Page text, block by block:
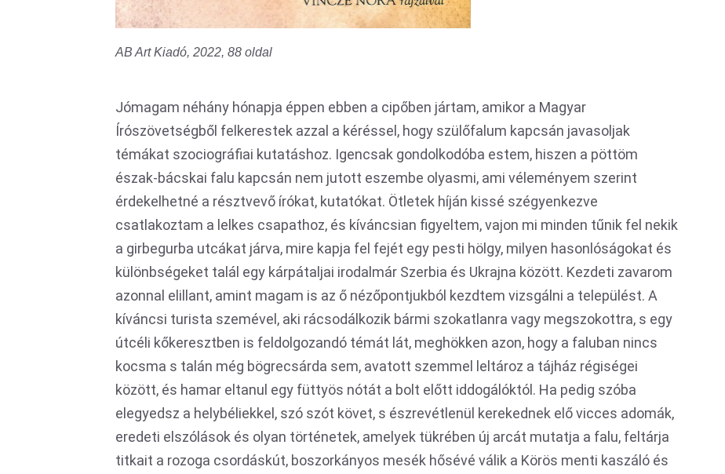
AB Art Kiadó, 2022, 88 oldal
Jómagam néhány hónapja éppen ebben a cipőben jártam, amikor a Magyar
Írószövetségből felkerestek azzal a kéréssel, hogy szülőfalum kapcsán javasoljak
témákat szociográfiai kutatáshoz. Igencsak gondolkodóba estem, hiszen a pöttöm
észak-bácskai falu kapcsán nem jutott eszembe olyasmi, ami véleményem szerint
érdekelhetné a résztvevő írókat, kutatókat. Ötletek híján kissé szégyenkezve
csatlakoztam a lelkes csapathoz, és kíváncsian figyeltem, vajon mi minden tűnik fel nekik
a girbegurba utcákat járva, mire kapja fel fejét egy pesti hölgy, milyen hasonlóságokat és
különbségeket talál egy kárpátaljai irodalmár Szerbia és Ukrajna között. Kezdeti zavarom
azonnal elillant, amint magam is az ő nézőpontjukból kezdtem vizsgálni a települést. A
kíváncsi turista szemével, aki rácsodálkozik bármi szokatlanra vagy megszokottra, s egy
útcéli kőkeresztben is feldolgozandó témát lát, meghökken azon, hogy a faluban nincs
kocsma s talán még bögrecsárda sem, avatott szemmel leltároz a tájház régiségei
között, és hamar eltanul egy füttyös nótát a bolt előtt iddogálóktól. Ha pedig szóba
elegyedsz a helybéliekkel, szó szót követ, s észrevétlenül kerekednek elő vicces adomák,
eredeti elszólások és olyan történetek, amelyek tükrében új arcát mutatja a falu, feltárja
titkait a rozoga csordáskút, boszorkányos mesék hősévé válik a Körös menti kaszáló és